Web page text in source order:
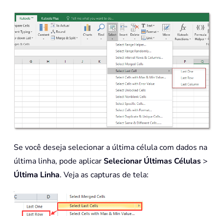
Se você deseja selecionar a última célula com dados na
última linha, pode aplicarSelecionar Últimas Células >
Última Linha. Veja as capturas de tela: